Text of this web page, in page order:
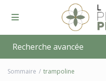
Recherche avancée
Sommaire trampoline